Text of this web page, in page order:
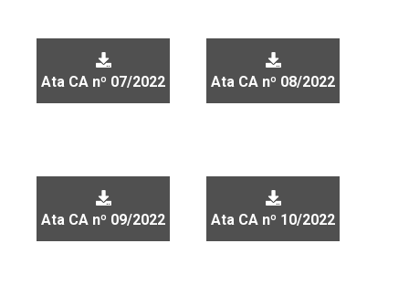
Ata CA nº 07/2022 Ata CA nº 08/2022
Ata CA nº 09/2022 Ata CA nº 10/2022